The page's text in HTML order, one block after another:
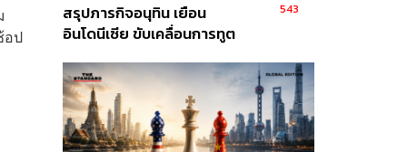
อป
สรุปภารกิจอนุทิน เยือน
อินโดนีเซีย ขับเคลื่อนการทูต
ส่วนยุทธศาสตร์ไทย –
อินโดนีเซีย
543